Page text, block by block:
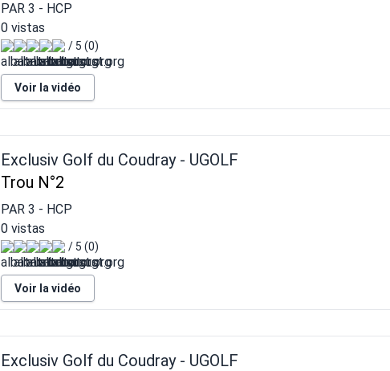
PAR 3 - HCP
0 vistas
/ 5 (0)
Voir la vidéo
Exclusiv Golf du Coudray - UGOLF
Trou N°2
PAR 3 - HCP
0 vistas
/ 5 (0)
Voir la vidéo
Exclusiv Golf du Coudray - UGOLF